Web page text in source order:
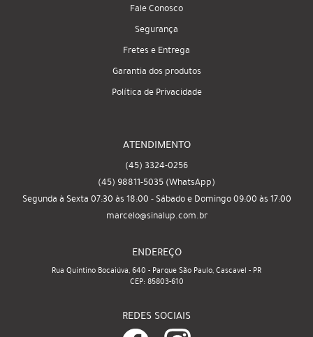
Fale Conosco
Segurança
Fretes e Entrega
Garantia dos produtos
Política de Privacidade
ATENDIMENTO
(45) 3324-0256
(45) 98811-5035 (WhatsApp)
Segunda à Sexta 07:30 às 18:00 - Sábado e Domingo 09:00 às 17:00
marcelo@sinalup.com.br
ENDEREÇO
Rua Quintino Bocaiúva, 640 - Parque São Paulo, Cascavel - PR
CEP: 85803-610
REDES SOCIAIS